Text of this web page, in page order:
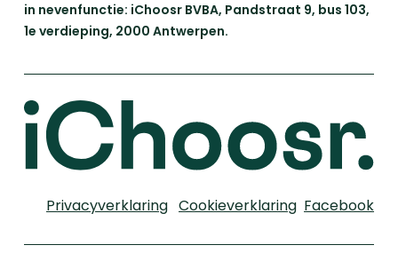
in nevenfunctie: iChoosr BVBA, Pandstraat 9, bus 103,
1e verdieping, 2000 Antwerpen.
Privacyverklaring Cookieverklaring Facebook